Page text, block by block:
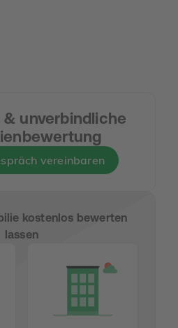
unverbindliche
vereinbaren
kostenlos bewerten
lassen